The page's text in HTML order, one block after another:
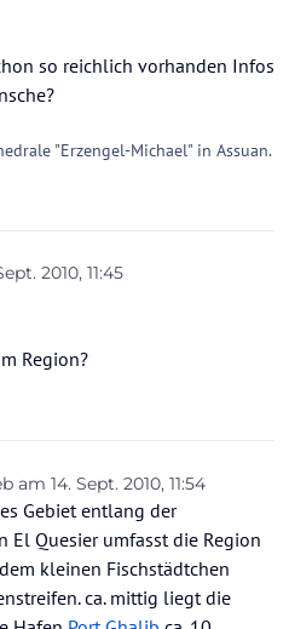
so reichlich vorhanden Infos
"Erzengel-Michael" in Assuan.
2010, 11:45
Region?
am 14. Sept. 2010, 11:54
editiert von
Gebiet entlang der
El Quesier umfasst die Region
kleinen Fischstädtchen
ca. mittig liegt die